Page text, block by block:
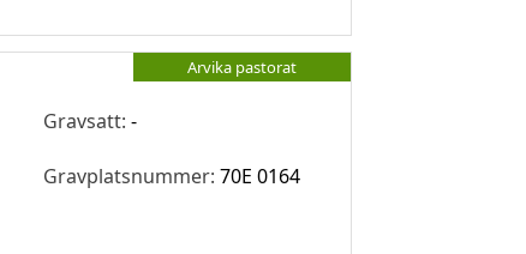
Arvika pastorat
Gravsatt:-
Gravplatsnummer: 70E 0164